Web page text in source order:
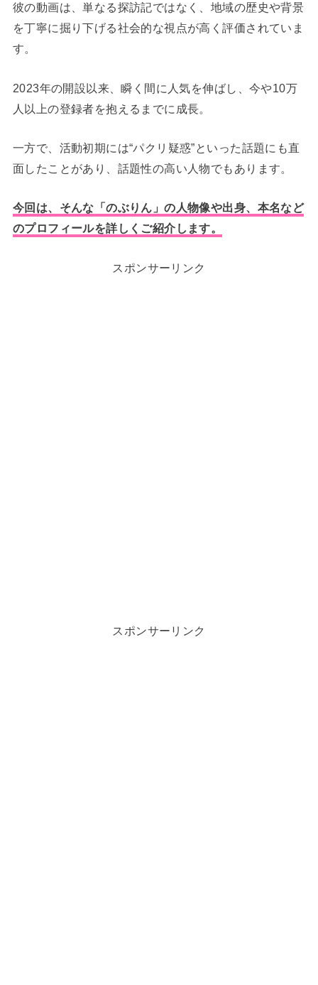
彼の動画は、単なる探訪記ではなく、地域の歴史や背景
を丁寧に掘り下げる社会的な視点が高く評価されていま
す。
2023年の開設以来、瞬く間に人気を伸ばし、今や10万
人以上の登録者を抱えるまでに成長。
一方で、活動初期には“パクリ疑惑”といった話題にも直
面したことがあり、話題性の高い人物でもあります。
今回は、そんな「のぶりん」の人物像や出身、本名など
のプロフィールを詳しくご紹介します。
スポンサーリンク
スポンサーリンク